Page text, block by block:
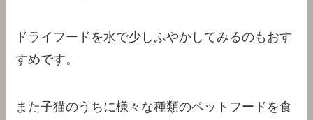
ドライフードを水で少しふやかしてみるのもおす
すめです。
また子猫のうちに様々な種類のペットフードを食